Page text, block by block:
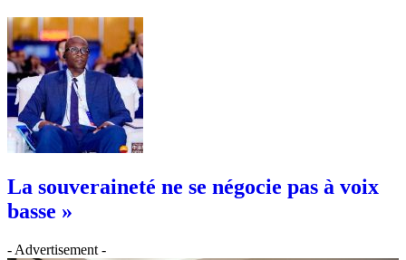
La souveraineté ne se négocie pas à voix
basse »
- Advertisement -